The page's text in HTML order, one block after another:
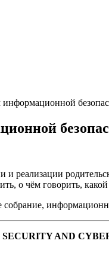
и реализации
о чём говорить,
AND